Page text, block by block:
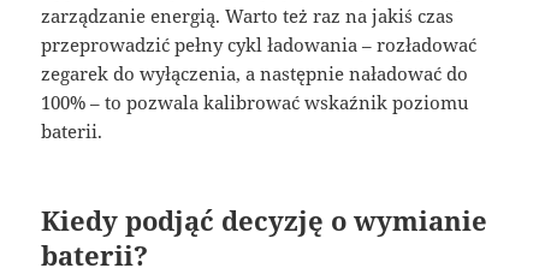
zarządzanie energią. Warto też raz na jakiś czas
przeprowadzić pełny cykl ładowania – rozładować
zegarek do wyłączenia, a następnie naładować do
100% – to pozwala kalibrować wskaźnik poziomu
baterii.
Kiedy podjąć decyzję o wymianie
baterii?